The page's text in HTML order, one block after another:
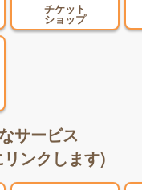
チケット
ショップ
サービス
ンクします)